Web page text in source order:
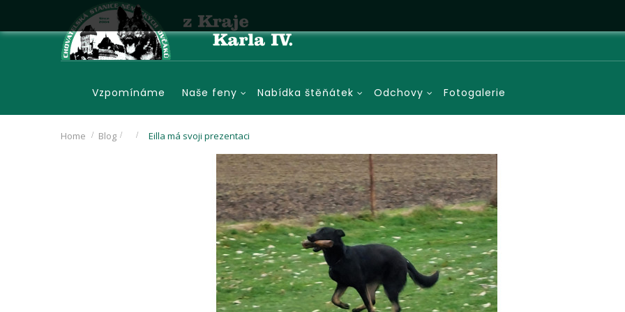
Vzpomínáme Naše feny Nabídka štěňátek Odchovy Fotogalerie
Home Blog > > Eilla má svoji prezentaci